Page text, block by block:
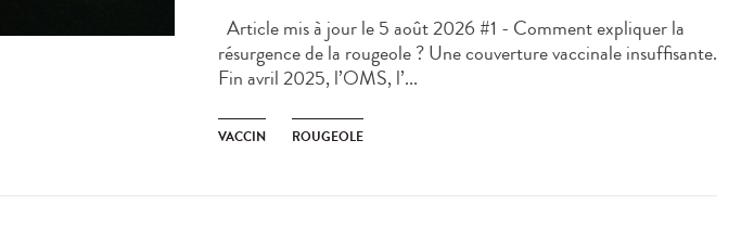
Article mis à jour le 5 août 2026 #1 - Comment expliquer la
résurgence de la rougeole ? Une couverture vaccinale insuffisante.
Fin avril 2025, l’OMS, l’...
VACCIN ROUGEOLE